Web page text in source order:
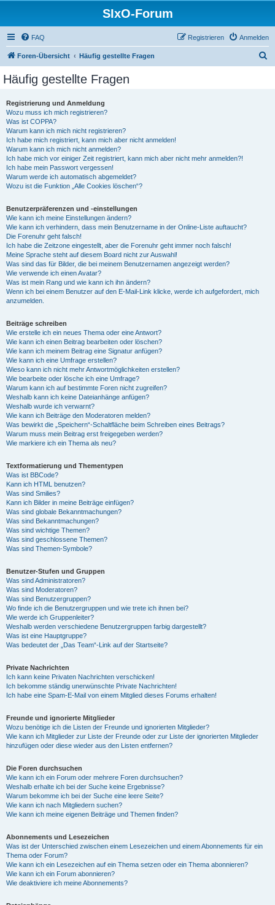
SIxO-Forum
FAQ Anmelden
Registrieren
Foren-Übersicht Häufig gestellte Fragen
Häufig gestellte Fragen
Registrierung und Anmeldung
Wozu muss ich mich registrieren?
Was ist COPPA?
Warum kann ich mich nicht registrieren?
Ich habe mich registriert, kann mich aber nicht anmelden!
Warum kann ich mich nicht anmelden?
Ich habe mich vor einiger Zeit registriert, kann mich aber nicht mehr anmelden?!
Ich habe mein Passwort vergessen!
Warum werde ich automatisch abgemeldet?
Wozu ist die Funktion „Alle Cookies löschen“?
Benutzerpräferenzen und -einstellungen
Wie kann ich meine Einstellungen ändern?
Wie kann ich verhindern, dass mein Benutzername in der Online-Liste auftaucht?
Die Forenuhr geht falsch!
Ich habe die Zeitzone eingestellt, aber die Forenuhr geht immer noch falsch!
Meine Sprache steht auf diesem Board nicht zur Auswahl!
Was sind das für Bilder, die bei meinem Benutzernamen angezeigt werden?
Wie verwende ich einen Avatar?
Was ist mein Rang und wie kann ich ihn ändern?
Wenn ich bei einem Benutzer auf den E-Mail-Link klicke, werde ich aufgefordert, mich
anzumelden.
Beiträge schreiben
Wie erstelle ich ein neues Thema oder eine Antwort?
Wie kann ich einen Beitrag bearbeiten oder löschen?
Wie kann ich meinem Beitrag eine Signatur anfügen?
Wie kann ich eine Umfrage erstellen?
Wieso kann ich nicht mehr Antwortmöglichkeiten erstellen?
Wie bearbeite oder lösche ich eine Umfrage?
Warum kann ich auf bestimmte Foren nicht zugreifen?
Weshalb kann ich keine Dateianhänge anfügen?
Weshalb wurde ich verwarnt?
Wie kann ich Beiträge den Moderatoren melden?
Was bewirkt die „Speichern“-Schaltfläche beim Schreiben eines Beitrags?
Warum muss mein Beitrag erst freigegeben werden?
Wie markiere ich ein Thema als neu?
Textformatierung und Thementypen
Was ist BBCode?
Kann ich HTML benutzen?
Was sind Smilies?
Kann ich Bilder in meine Beiträge einfügen?
Was sind globale Bekanntmachungen?
Was sind Bekanntmachungen?
Was sind wichtige Themen?
Was sind geschlossene Themen?
Was sind Themen-Symbole?
Benutzer-Stufen und Gruppen
Was sind Administratoren?
Was sind Moderatoren?
Was sind Benutzergruppen?
Wo finde ich die Benutzergruppen und wie trete ich ihnen bei?
Wie werde ich Gruppenleiter?
Weshalb werden verschiedene Benutzergruppen farbig dargestellt?
Was ist eine Hauptgruppe?
Was bedeutet der „Das Team“-Link auf der Startseite?
Private Nachrichten
Ich kann keine Privaten Nachrichten verschicken!
Ich bekomme ständig unerwünschte Private Nachrichten!
Ich habe eine Spam-E-Mail von einem Mitglied dieses Forums erhalten!
Freunde und ignorierte Mitglieder
Wozu benötige ich die Listen der Freunde und ignorierten Mitglieder?
Wie kann ich Mitglieder zur Liste der Freunde oder zur Liste der ignorierten Mitglieder
hinzufügen oder diese wieder aus den Listen entfernen?
Die Foren durchsuchen
Wie kann ich ein Forum oder mehrere Foren durchsuchen?
Weshalb erhalte ich bei der Suche keine Ergebnisse?
Warum bekomme ich bei der Suche eine leere Seite?
Wie kann ich nach Mitgliedern suchen?
Wie kann ich meine eigenen Beiträge und Themen finden?
Abonnements und Lesezeichen
Was ist der Unterschied zwischen einem Lesezeichen und einem Abonnements für ein
Thema oder Forum?
Wie kann ich ein Lesezeichen auf ein Thema setzen oder ein Thema abonnieren?
Wie kann ich ein Forum abonnieren?
Wie deaktiviere ich meine Abonnements?